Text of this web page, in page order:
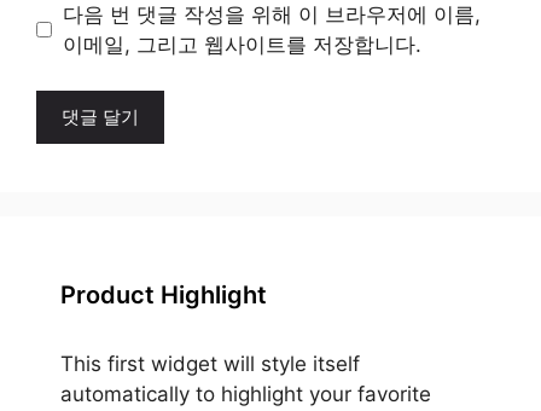
트
다음 번 댓글 작성을 위해 이 브라우저에 이름,
이메일, 그리고 웹사이트를 저장합니다.
Product Highlight
This first widget will style itself
automatically to highlight your favorite